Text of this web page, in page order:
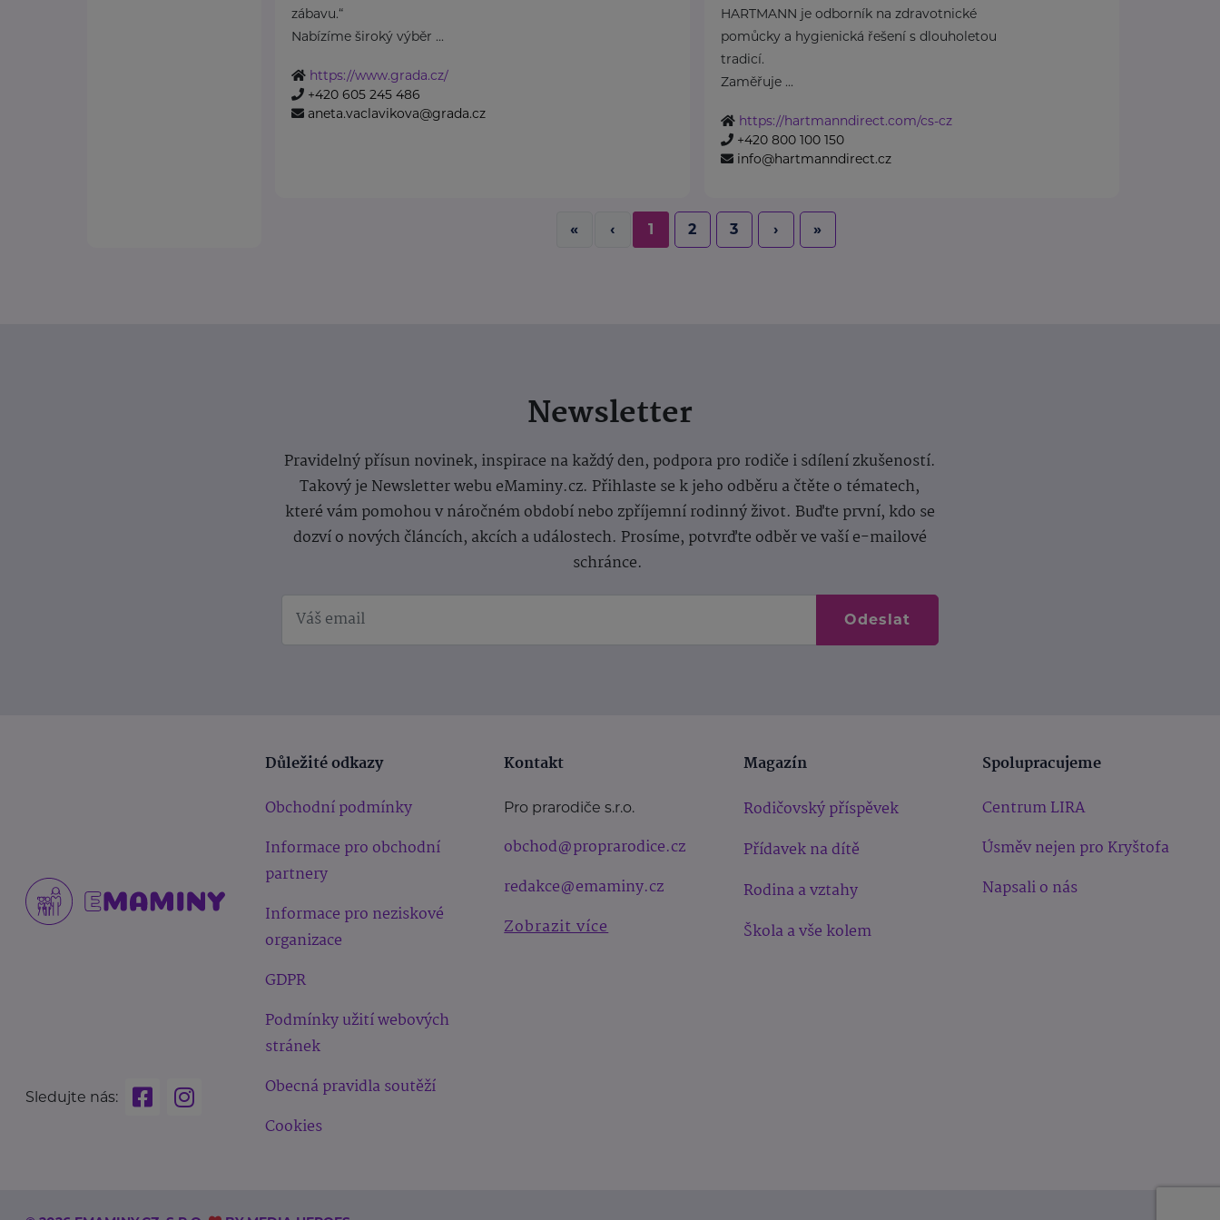
zábavu.“
Nabízíme široký výběr ...
https://www.grada.cz/
+420 605 245 486
aneta.vaclavikova@grada.cz
HARTMANN je odborník na zdravotnické
pomůcky a hygienická řešení s dlouholetou
tradicí.
Zaměřuje ...
https://hartmanndirect.com/cs-cz
+420 800 100 150
info@hartmanndirect.cz
« ‹ 1 2 3 › »
Newsletter
Pravidelný přísun novinek, inspirace na každý den, podpora pro rodiče i sdílení zkušeností.
Takový je Newsletter webu eMaminy.cz. Přihlaste se k jeho odběru a čtěte o tématech,
které vám pomohou v náročném období nebo zpříjemní rodinný život. Buďte první, kdo se
dozví o nových článcích, akcích a událostech. Prosíme, potvrďte odběr ve vaší e-mailové
schránce.
Odeslat
Sledujte nás:
Důležité odkazy
Obchodní podmínky
Informace pro obchodní
partnery
Informace pro neziskové
organizace
GDPR
Podmínky užití webových
stránek
Obecná pravidla soutěží
Cookies
Kontakt
Pro prarodiče s.r.o.
obchod@proprarodice.cz
redakce@emaminy.cz
Zobrazit více
Magazín
Rodičovský příspěvek
Přídavek na dítě
Rodina a vztahy
Škola a vše kolem
Spolupracujeme
Centrum LIRA
Úsměv nejen pro Kryštofa
Napsali o nás